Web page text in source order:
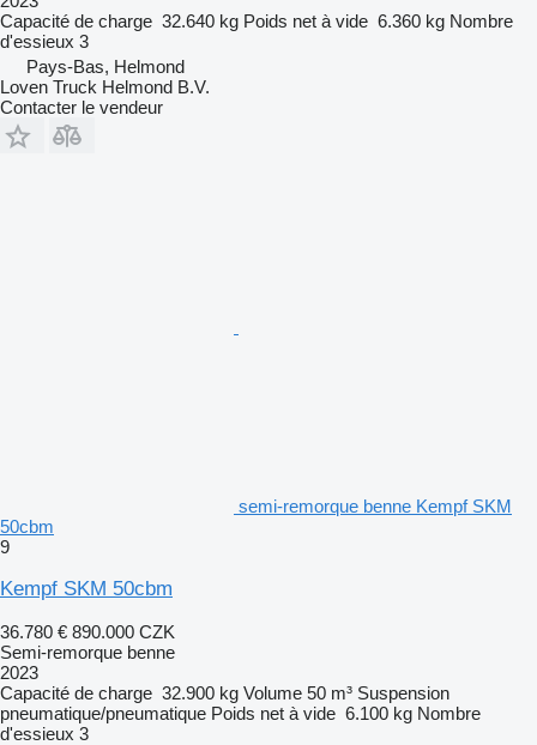
Capacité de charge 32.640 kg Poids net à vide 6.360 kg Nombre
d'essieux 3
Pays-Bas, Helmond
Loven Truck Helmond B.V.
Contacter le vendeur
semi-remorque benne Kempf SKM
50cbm
9
Kempf SKM 50cbm
36.780 € 890.000 CZK
Semi-remorque benne
2023
Capacité de charge 32.900 kg Volume 50 m³ Suspension
pneumatique/pneumatique Poids net à vide 6.100 kg Nombre
d'essieux 3